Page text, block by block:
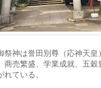
祭神は誉田別尊（応神天
商売繁盛、学業成就、五
ている。